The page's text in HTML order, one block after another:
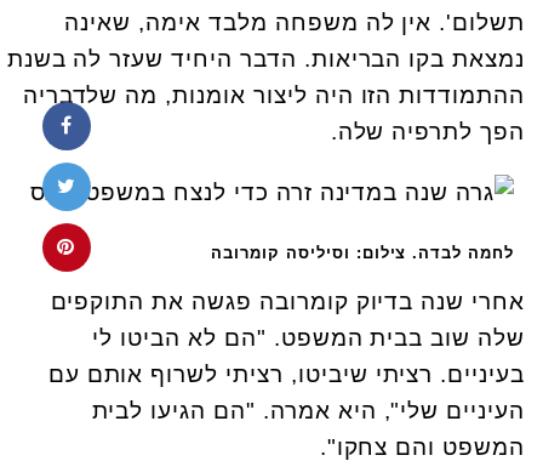
תשלום'. אין לה משפחה מלבד אימה, שאינה
נמצאת בקו הבריאות. הדבר היחיד שעזר לה בשנת
ההתמודדות הזו היה ליצור אומנות, מה שלדבריה
הפך לתרפיה שלה.
לחמה לבדה. צילום: וסיליסה קומרובה
אחרי שנה בדיוק קומרובה פגשה את התוקפים
שלה שוב בבית המשפט. "הם לא הביטו לי
בעיניים. רציתי שיביטו, רציתי לשרוף אותם עם
העיניים שלי", היא אמרה. "הם הגיעו לבית
המשפט והם צחקו".